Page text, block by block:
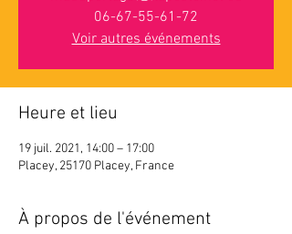
06-67-55-61-72
Voir autres événements
Heure et lieu
19 juil. 2021, 14:00 – 17:00
Placey, 25170 Placey, France
À propos de l'événement